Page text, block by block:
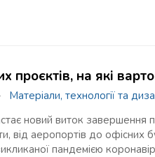
проєктів, на які
Матеріали, технології та
новий виток завершення
від аеропортів до офісних
пандемією